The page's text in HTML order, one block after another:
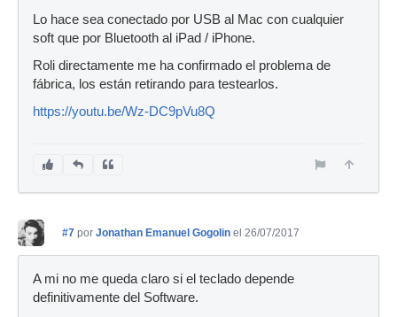
Lo hace sea conectado por USB al Mac con cualquier
soft que por Bluetooth al iPad / iPhone.
Roli directamente me ha confirmado el problema de
fábrica, los están retirando para testearlos.
https://youtu.be/Wz-DC9pVu8Q
#7 por Jonathan Emanuel Gogolin el 26/07/2017
A mi no me queda claro si el teclado depende
definitivamente del Software.